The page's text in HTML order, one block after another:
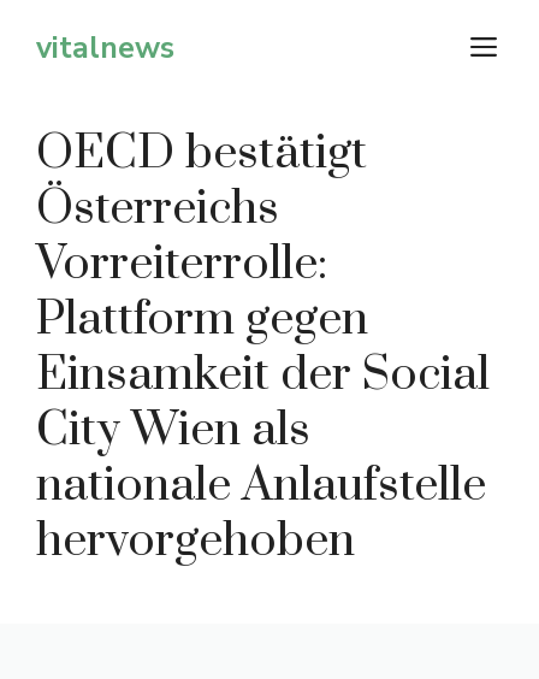
Inhaltvitalnews
OECD bestätigt
Österreichs
Vorreiterrolle:
Plattform gegen
Einsamkeit der Social
City Wien als
nationale Anlaufstelle
hervorgehoben